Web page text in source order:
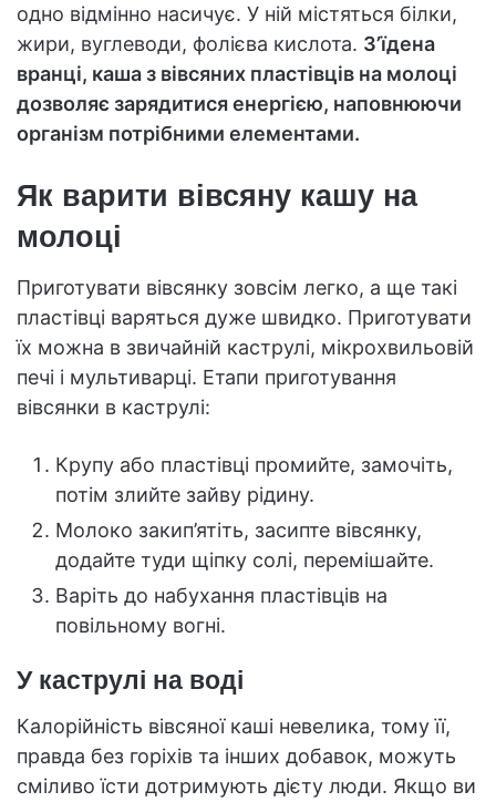
одно відмінно насичує. У ній містяться білки,
жири, вуглеводи, фолієва кислота. З’їдена
вранці, каша з вівсяних пластівців на молоці
дозволяє зарядитися енергією, наповнюючи
організм потрібними елементами.
Як варити вівсяну кашу на
молоці
Приготувати вівсянку зовсім легко, а ще такі
пластівці варяться дуже швидко. Приготувати
їх можна в звичайній каструлі, мікрохвильовій
печі і мультиварці. Етапи приготування
вівсянки в каструлі:
Крупу або пластівці промийте, замочіть,
потім злийте зайву рідину.
Молоко закип’ятіть, засипте вівсянку,
додайте туди щіпку солі, перемішайте.
Варіть до набухання пластівців на
повільному вогні.
У каструлі на воді
Калорійність вівсяної каші невелика, тому її,
правда без горіхів та інших добавок, можуть
сміливо їсти дотримують дієту люди. Якщо ви